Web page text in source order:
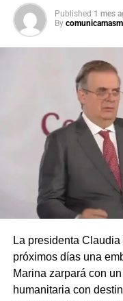
Published 1 mes
By
La presidenta
próximos días una
Marina zarpará con
humanitaria con